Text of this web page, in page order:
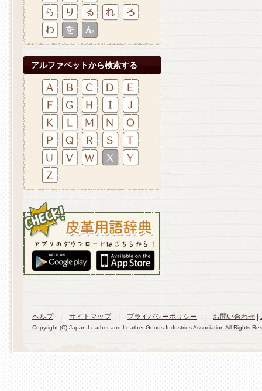
アルファベットから検索する
ヘルプ| サイトマップ| プライバシーポリシー お問い合わせ
Copyright (C) Japan Leather and Leather Goods Industries Association All Rights